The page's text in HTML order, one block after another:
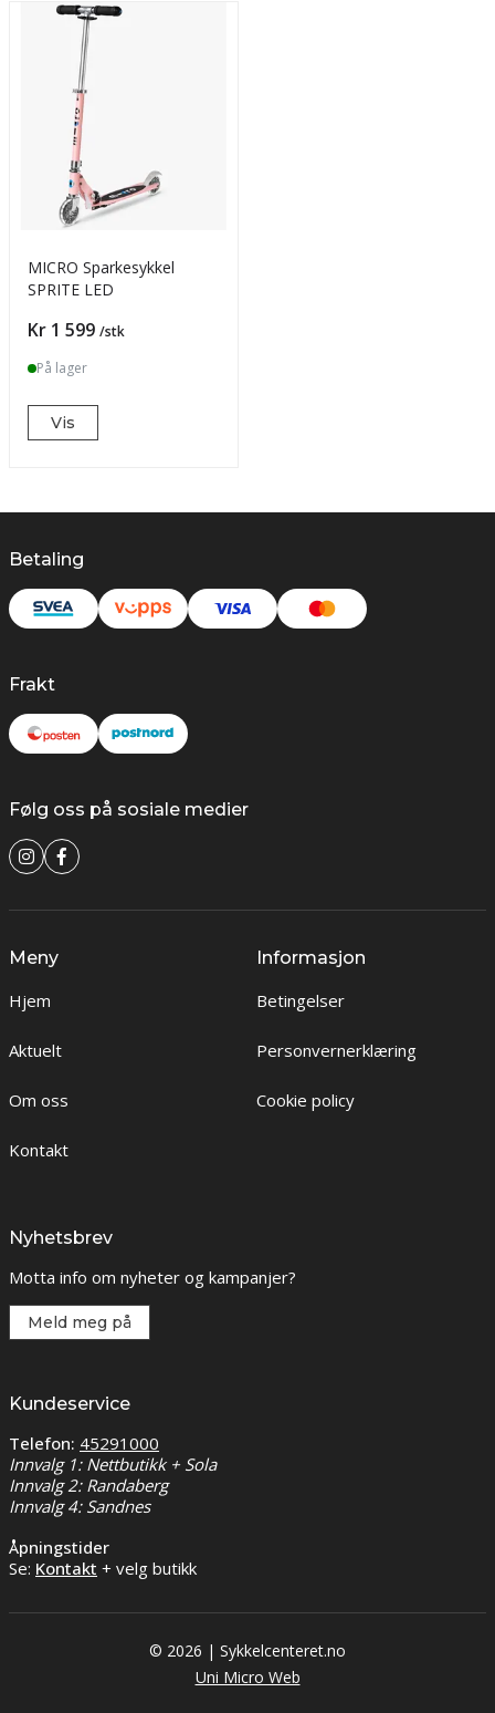
MICRO Sparkesykkel
SPRITE LED
Pris
Kr 1 599 /stk
På lager
Vis
Betaling
Frakt
Følg oss på sosiale medier
Meny
Hjem
Aktuelt
Om oss
Kontakt
Informasjon
Betingelser
Personvernerklæring
Cookie policy
Nyhetsbrev
Motta info om nyheter og kampanjer?
Meld meg på
Kundeservice
Telefon: 45291000
Innvalg 1: Nettbutikk + Sola
Innvalg 2: Randaberg
Innvalg 4: Sandnes
Åpningstider
Se: Kontakt + velg butikk
© 2026 | Sykkelcenteret.no
Uni Micro Web